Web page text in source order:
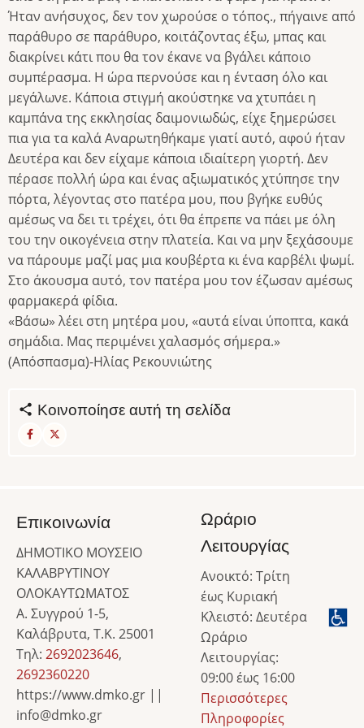
Ήταν ανήσυχος, δεν τον χωρούσε ο τόπος., πήγαινε από
παράθυρο σε παράθυρο, κοιτάζοντας έξω, μπας και
διακρίνει κάτι που θα τον έκανε να βγάλει κάποιο
συμπέρασμα. Η ώρα περνούσε και η ένταση όλο και
μεγάλωνε. Κάποια στιγμή ακούστηκε να χτυπάει η
καμπάνα της εκκλησίας δαιμονιωδώς, είχε ξημερώσει
πια για τα καλά Αναρωτηθήκαμε γιατί αυτό, αφού ήταν
Δευτέρα και δεν είχαμε κάποια ιδιαίτερη γιορτή. Δεν
πέρασε πολλή ώρα και ένας αξιωματικός χτύπησε την
πόρτα, λέγοντας στο πατέρα μου, που βγήκε ευθύς
αμέσως να δει τι τρέχει, ότι θα έπρεπε να πάει με όλη
του την οικογένεια στην πλατεία. Και να μην ξεχάσουμε
να πάρουμε μαζί μας μια κουβέρτα κι ένα καρβέλι ψωμί.
Στο άκουσμα αυτό, τον πατέρα μου τον έζωσαν αμέσως
φαρμακερά φίδια.
«Βάσω» λέει στη μητέρα μου, «αυτά είναι ύποπτα, κακά
σημάδια. Μας περιμένει χαλασμός σήμερα.»
(Απόσπασμα)-Ηλίας Ρεκουνιώτης
Κοινοποίησε αυτή τη σελίδα
Επικοινωνία
ΔΗΜΟΤΙΚΟ ΜΟΥΣΕΙΟ
ΚΑΛΑΒΡΥΤΙΝΟΥ
ΟΛΟΚΑΥΤΩΜΑΤΟΣ
Α. Συγγρού 1-5,
Καλάβρυτα, Τ.Κ. 25001
Τηλ: 2692023646,
2692360220
https://www.dmko.gr ||
info@dmko.gr
Ωράριο
Λειτουργίας
Ανοικτό: Τρίτη
έως Κυριακή
Κλειστό: Δευτέρα
Ωράριο
Λειτουργίας:
09:00 έως 16:00
Περισσότερες
Πληροφορίες